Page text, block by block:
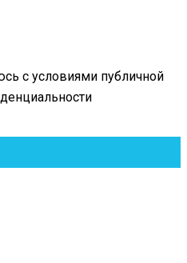
с условиями публичной